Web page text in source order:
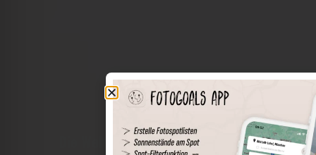
Die Welt der Orte in deiner Tasche